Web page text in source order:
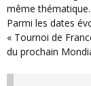
même thématique.
Parmi les dates
« Tournoi de
du prochain